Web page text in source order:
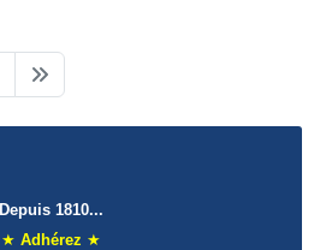
Depuis 1810...
★ Adhérez ★